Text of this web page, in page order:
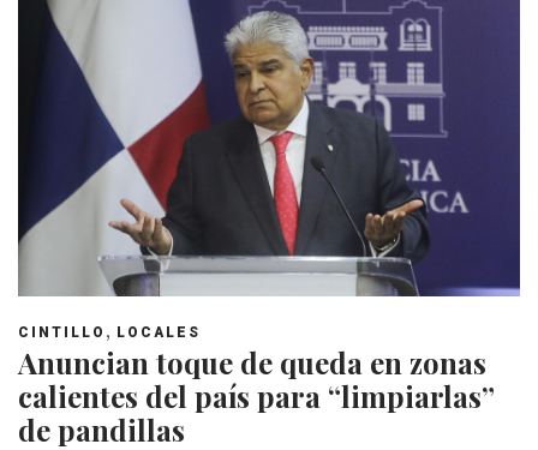
CINTILLO , LOCALES
Anuncian toque de queda en zonas
calientes del país para “limpiarlas”
de pandillas